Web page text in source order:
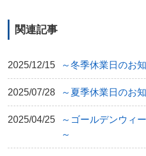
関連記事
2025/12/15 ～冬季休業日のお
2025/07/28 ～夏季休業日のお
2025/04/25
～ゴールデンウィ
～